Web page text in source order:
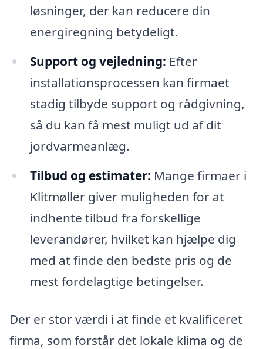
løsninger, der kan reducere din
energiregning betydeligt.
Support og vejledning: Efter
installationsprocessen kan firmaet
stadig tilbyde support og rådgivning,
så du kan få mest muligt ud af dit
jordvarmeanlæg.
Tilbud og estimater: Mange firmaer i
Klitmøller giver muligheden for at
indhente tilbud fra forskellige
leverandører, hvilket kan hjælpe dig
med at finde den bedste pris og de
mest fordelagtige betingelser.
Der er stor værdi i at finde et kvalificeret
firma, som forstår det lokale klima og de